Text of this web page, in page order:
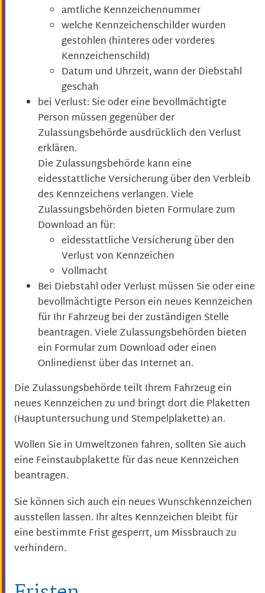
amtliche Kennzeichennummer
welche Kennzeichenschilder wurden
gestohlen (hinteres oder vorderes
Kennzeichenschild)
Datum und Uhrzeit, wann der Diebstahl
geschah
bei Verlust: Sie oder eine bevollmächtigte
Person müssen gegenüber der
Zulassungsbehörde ausdrücklich den Verlust
erklären.
Die Zulassungsbehörde kann eine
eidesstattliche Versicherung über den Verbleib
des Kennzeichens verlangen. Viele
Zulassungsbehörden bieten Formulare zum
Download an für:
eidesstattliche Versicherung über den
Verlust von Kennzeichen
Vollmacht
Bei Diebstahl oder Verlust müssen Sie oder eine
bevollmächtigte Person ein neues Kennzeichen
für Ihr Fahrzeug bei der zuständigen Stelle
beantragen. Viele Zulassungsbehörden bieten
ein Formular zum Download oder einen
Onlinedienst über das Internet an.
Die Zulassungsbehörde teilt Ihrem Fahrzeug ein
neues Kennzeichen zu und bringt dort die Plaketten
(Hauptuntersuchung und Stempelplakette) an.
Wollen Sie in Umweltzonen fahren, sollten Sie auch
eine Feinstaubplakette für das neue Kennzeichen
beantragen.
Sie können sich auch ein neues Wunschkennzeichen
ausstellen lassen. Ihr altes Kennzeichen bleibt für
eine bestimmte Frist gesperrt, um Missbrauch zu
verhindern.